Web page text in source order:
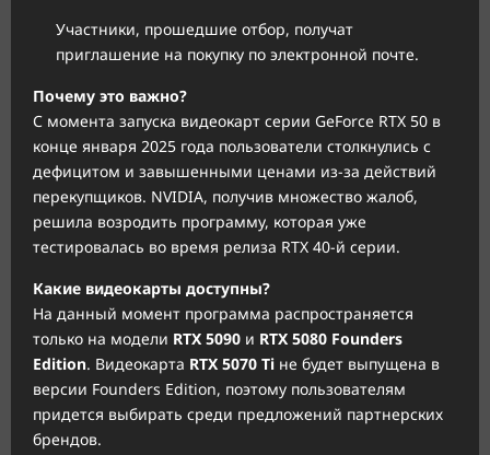
Участники, прошедшие отбор, получат
приглашение на покупку по электронной почте.
Почему это важно?
С момента запуска видеокарт серии GeForce RTX 50 в
конце января 2025 года пользователи столкнулись с
дефицитом и завышенными ценами из-за действий
перекупщиков. NVIDIA, получив множество жалоб,
решила возродить программу, которая уже
тестировалась во время релиза RTX 40-й серии.
Какие видеокарты доступны?
На данный момент программа распространяется
только на модели RTX 5090 и RTX 5080 Founders
Edition. Видеокарта RTX 5070 Ti не будет выпущена в
версии Founders Edition, поэтому пользователям
придется выбирать среди предложений партнерских
брендов.